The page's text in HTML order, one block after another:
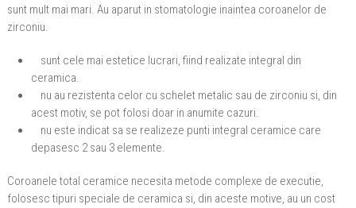
sunt mult mai mari. Au aparut in stomatologie inaintea coroanelor de
zirconiu.
sunt cele mai estetice lucrari, fiind realizate integral din
ceramica.
nu au rezistenta celor cu schelet metalic sau de zirconiu si, din
acest motiv, se pot folosi doar in anumite cazuri.
nu este indicat sa se realizeze punti integral ceramice care
depasesc 2 sau 3 elemente.
Coroanele total ceramice necesita metode complexe de executie,
folosesc tipuri speciale de ceramica si, din aceste motive, au un cost